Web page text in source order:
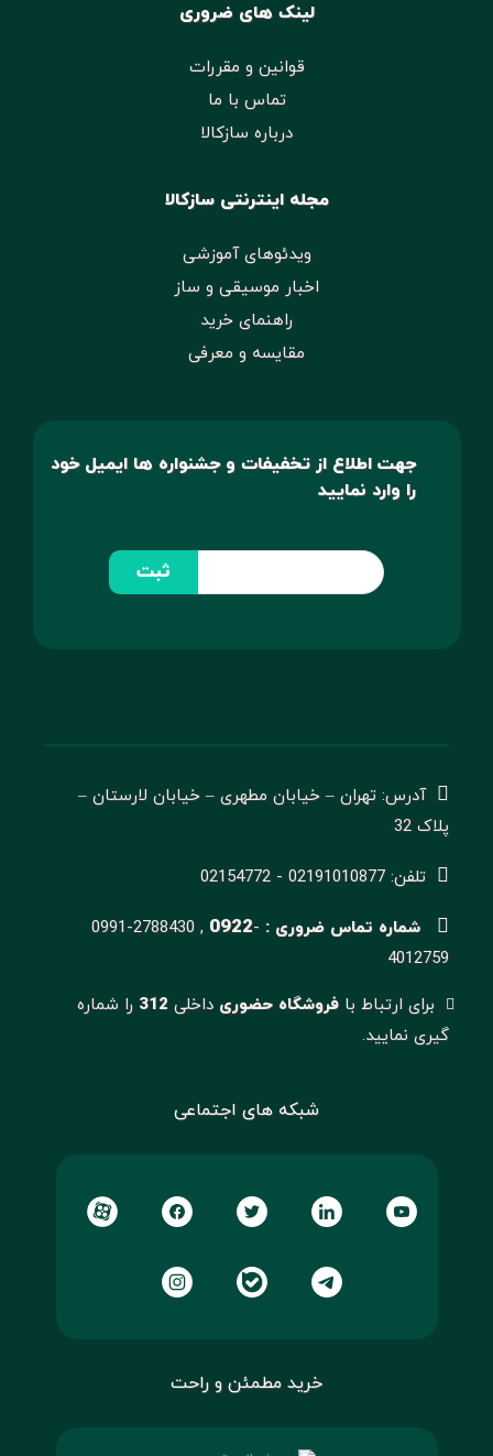
لینک های ضروری
قوانین و مقررات
تماس با ما
درباره سازکالا
مجله اینترنتی سازکالا
ویدئوهای آموزشی
اخبار موسیقی و ساز
راهنمای خرید
مقایسه و معرفی
جهت اطلاع از تخفیفات و جشنواره ها ایمیل خود
را وارد نمایید
ثبت
آدرس: تهران – خیابان مطهری – خیابان لارستان –
پلاک 32
تلفن: 02191010877 - 02154772
شماره تماس ضروری : 0991-2788430 , 0922-
4012759
برای ارتباط با فروشگاه حضوریداخلی 312 را شماره
گیری نمایید.
شبکه های اجتماعی
خرید مطمئن و راحت